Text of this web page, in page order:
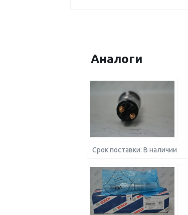
Аналоги
Срок поставки: В наличии